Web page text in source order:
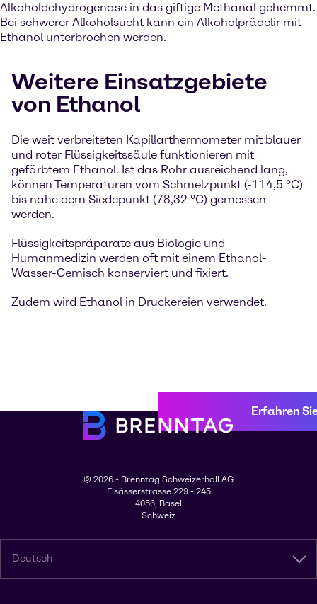
Alkoholdehydrogenase in das giftige Methanal gehemmt.
Bei schwerer Alkoholsucht kann ein Alkoholprädelir mit
Ethanol unterbrochen werden.
Weitere Einsatzgebiete
von Ethanol
Die weit verbreiteten Kapillarthermometer mit blauer
und roter Flüssigkeitssäule funktionieren mit
gefärbtem Ethanol. Ist das Rohr ausreichend lang,
können Temperaturen vom Schmelzpunkt (-114,5 °C)
bis nahe dem Siedepunkt (78,32 °C) gemessen
werden.
Flüssigkeitspräparate aus Biologie und
Humanmedizin werden oft mit einem Ethanol-
Wasser-Gemisch konserviert und fixiert.
Zudem wird Ethanol in Druckereien verwendet.
Erfahren
© 2026 - Brenntag Schweizerhall AG
Elsässerstrasse 229 - 245
4056, Basel
Schweiz
Deutsch